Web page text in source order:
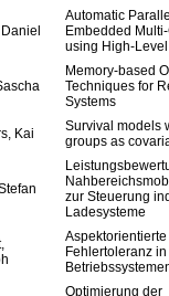
Automatic
Embedded
using High-
Memory-based
Techniques for
Systems
Kai
Survival models
groups as
zur Steuerung
Ladesysteme
Fehlertoleranz
Optimierung der